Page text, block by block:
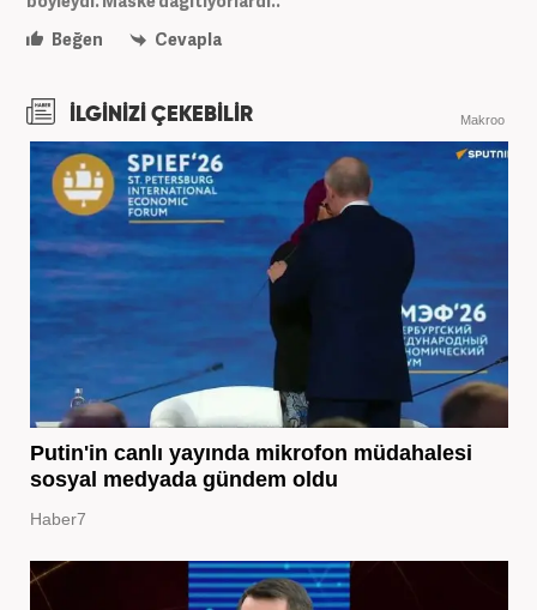
Beğen
Cevapla
İLGİNİZİ ÇEKEBİLİR Makroo
Putin'in canlı yayında mikrofon müdahalesi
sosyal medyada gündem oldu
Haber7